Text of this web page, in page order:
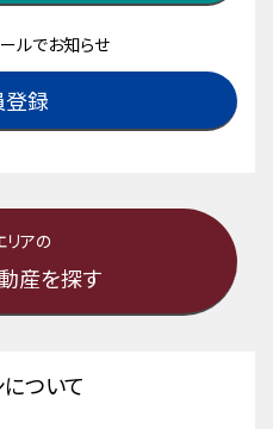
ルでお知らせ
録
リアの
産を探す
ついて